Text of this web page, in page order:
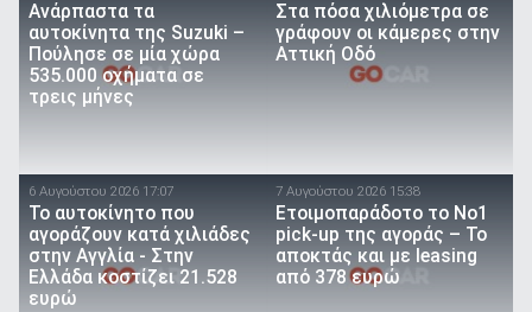
Ανάρπαστα τα
αυτοκίνητα της Suzuki –
Πούλησε σε μία χώρα
535.000 οχήματα σε
τρεις μήνες
Στα πόσα χιλιόμετρα σε
γράφουν οι κάμερες στην
Αττική Οδό
6 Αυγούστου 2026 17:07
To αυτοκίνητο που
αγοράζουν κατά χιλιάδες
στην Αγγλία - Στην
Ελλάδα κοστίζει 21.528
ευρώ
7 Αυγούστου 2026 15:38
Ετοιμοπαράδοτο το Νο1
pick-up της αγοράς – Το
αποκτάς και με leasing
από 378 ευρώ